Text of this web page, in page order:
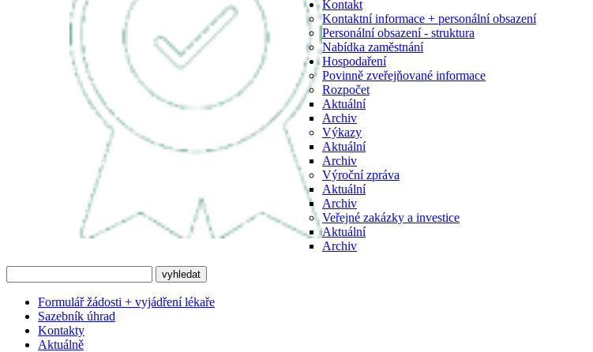
Kontakt
Kontaktní informace + personální obsazení
Personální obsazení - struktura
Nabídka zaměstnání
Hospodaření
Povinně zveřejňované informace
Rozpočet
Aktuální
Archiv
Výkazy
Aktuální
Archiv
Výroční zpráva
Aktuální
Archiv
Veřejné zakázky a investice
Aktuální
Archiv
Formulář žádosti + vyjádření lékaře
Sazebník úhrad
Kontakty
Aktuálně